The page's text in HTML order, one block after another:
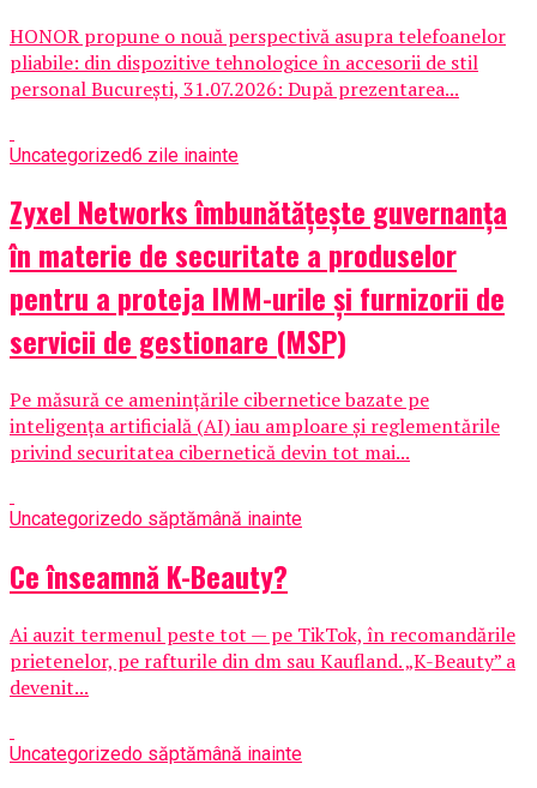
HONOR propune o nouă perspectivă asupra telefoanelor
pliabile: din dispozitive tehnologice în accesorii de stil
personal București, 31.07.2026: După prezentarea...
Uncategorized6 zile inainte
Zyxel Networks îmbunătățește guvernanța
în materie de securitate a produselor
pentru a proteja IMM-urile și furnizorii de
servicii de gestionare (MSP)
Pe măsură ce amenințările cibernetice bazate pe
inteligența artificială (AI) iau amploare și reglementările
privind securitatea cibernetică devin tot mai...
Uncategorizedo săptămână inainte
Ce înseamnă K-Beauty?
Ai auzit termenul peste tot — pe TikTok, în recomandările
prietenelor, pe rafturile din dm sau Kaufland. „K-Beauty” a
devenit...
Uncategorizedo săptămână inainte